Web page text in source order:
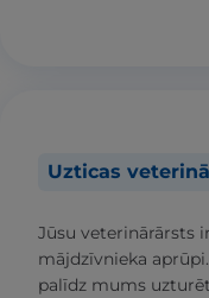
Uzticas
Jūsu veterinārārsts
mājdzīvnieka
palīdz mums